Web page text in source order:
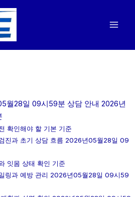
월28일 09시59분 상담 안내 2026년
확인해야 할 기본 기준
진과 초기 상담 흐름 2026년05월28일 09
잇몸 상태 확인 기준
링과 예방 관리 2026년05월28일 09시59